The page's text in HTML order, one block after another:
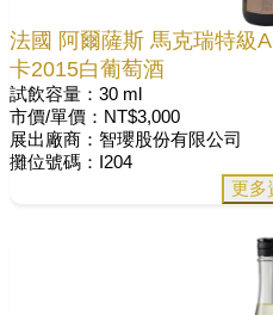
法國 阿爾薩斯 馬克瑞特級
卡2015白葡萄酒
試飲容量：30 ml
市價/單價：NT$3,000
展出廠商：智瓔股份有限公司
攤位號碼：I204
更多